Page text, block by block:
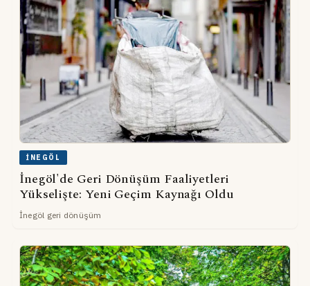
İNEGÖL
İnegöl'de Geri Dönüşüm Faaliyetleri
Yükselişte: Yeni Geçim Kaynağı Oldu
İnegöl geri dönüşüm